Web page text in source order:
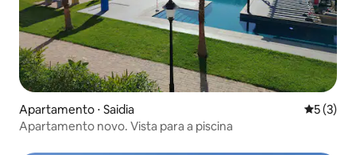
Apartamento ⋅ Saidia 5 de
5 (3)
Apartamento novo. Vista para a piscina